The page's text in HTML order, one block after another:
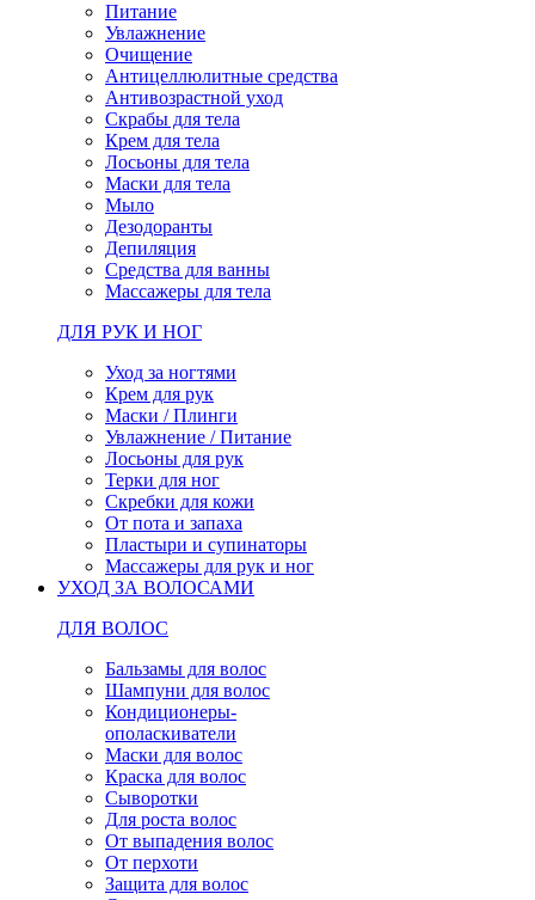
Питание
Увлажнение
Очищение
Антицеллюлитные средства
Антивозрастной уход
Скрабы для тела
Крем для тела
Лосьоны для тела
Маски для тела
Мыло
Дезодоранты
Депиляция
Средства для ванны
Массажеры для тела
ДЛЯ РУК И НОГ
Уход за ногтями
Крем для рук
Маски / Плинги
Увлажнение / Питание
Лосьоны для рук
Терки для ног
Скребки для кожи
От пота и запаха
Пластыри и супинаторы
Массажеры для рук и ног
УХОД ЗА ВОЛОСАМИ
ДЛЯ ВОЛОС
Бальзамы для волос
Шампуни для волос
Кондиционеры-
ополаскиватели
Маски для волос
Краска для волос
Сыворотки
Для роста волос
От выпадения волос
От перхоти
Защита для волос